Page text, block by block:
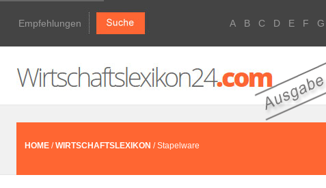
Empfehlungen A B C D E F G
HOME /WIRTSCHAFTSLEXIKON / Stapelware